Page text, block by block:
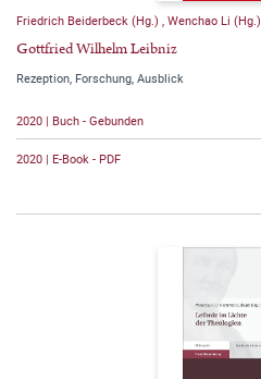
Friedrich Beiderbeck (Hg.) , Wenchao Li (Hg.)
Gottfried Wilhelm Leibniz
Rezeption, Forschung, Ausblick
2020 | Buch - Gebunden
2020 | E-Book - PDF